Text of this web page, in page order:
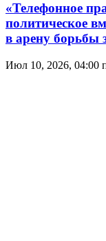
«Телефонное
политическое
в арену борьбы
Июл 10, 2026, 04:00